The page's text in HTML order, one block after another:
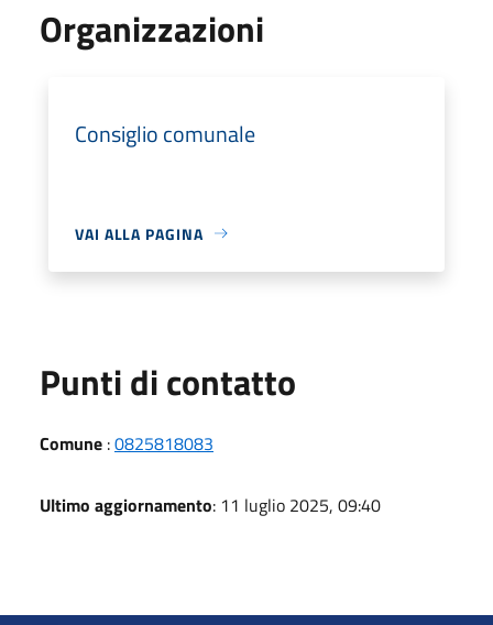
Organizzazioni
Consiglio comunale
VAI ALLA PAGINA
Punti di contatto
Comune :0825818083
Ultimo aggiornamento: 11 luglio 2025, 09:40